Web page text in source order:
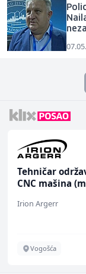
Tehničar
CNC mašina
Irion Argerr
Vogošća